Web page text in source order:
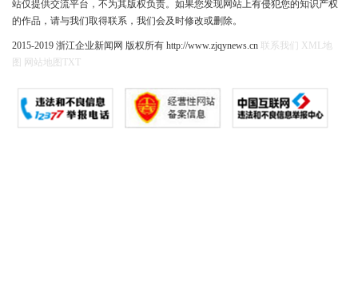
站仅提供交流平台，不为其版权负责。如果您发现网站上有侵犯您的知识产权
的作品，请与我们取得联系，我们会及时修改或删除。
2015-2019 浙江企业新闻网 版权所有 http://www.zjqynews.cn 联系我们
XML地
图
网站地图 TXT